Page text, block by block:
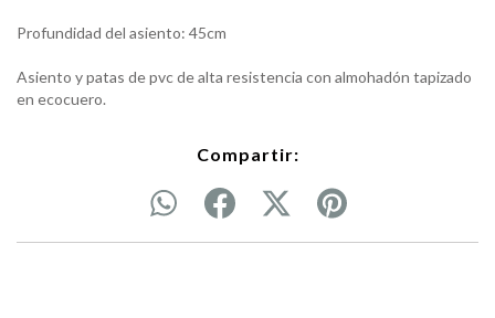
Profundidad del asiento: 45cm
Asiento y patas de pvc de alta resistencia con almohadón tapizado
en ecocuero.
Compartir: